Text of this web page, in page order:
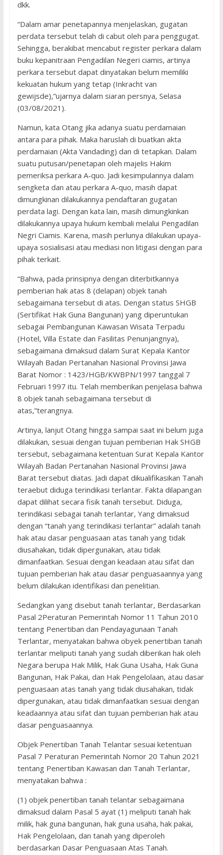
dkk.
“Dalam amar penetapannya menjelaskan, gugatan
perdata tersebut telah di cabut oleh para penggugat.
Sehingga, berakibat mencabut register perkara dalam
buku kepanitraan Pengadilan Negeri ciamis, artinya
perkara tersebut dapat dinyatakan belum memiliki
kekuatan hukum yang tetap (Inkracht van
gewijsde),”ujarnya dalam siaran persnya, Selasa
(03/08/2021).
Namun, kata Otang jika adanya suatu perdamaian
antara para pihak. Maka haruslah di buatkan akta
perdamaian (Akta Vandading) dan di tetapkan. Dalam
suatu putusan/penetapan oleh majelis Hakim
pemeriksa perkara A-quo. Jadi kesimpulannya dalam
sengketa dan atau perkara A-quo, masih dapat
dimungkinan dilakukannya pendaftaran gugatan
perdata lagi. Dengan kata lain, masih dimungkinkan
dilakukannya upaya hukum kembali melalui Pengadilan
Negri Ciamis. Karena, masih perlunya dilakukan upaya-
upaya sosialisasi atau mediasi non litigasi dengan para
pihak terkait.
“Bahwa, pada prinsipnya dengan diterbitkannya
pemberian hak atas 8 (delapan) objek tanah
sebagaimana tersebut di atas. Dengan status SHGB
(Sertifikat Hak Guna Bangunan) yang diperuntukan
sebagai Pembangunan Kawasan Wisata Terpadu
(Hotel, Villa Estate dan Fasilitas Penunjangnya),
sebagaimana dimaksud dalam Surat Kepala Kantor
Wilayah Badan Pertanahan Nasional Provinsi Jawa
Barat Nomor : 1423/HGB/KWBPN/1997 tanggal 7
Februari 1997 itu. Telah memberikan penjelasa bahwa
8 objek tanah sebagaimana tersebut di
atas,”terangnya.
Artinya, lanjut Otang hingga sampai saat ini belum juga
dilakukan, sesuai dengan tujuan pemberian Hak SHGB
tersebut, sebagaimana ketentuan Surat Kepala Kantor
Wilayah Badan Pertanahan Nasional Provinsi Jawa
Barat tersebut diatas. Jadi dapat dikualifikasikan Tanah
teraebut diduga terindikasi terlantar. Fakta dilapangan
dapat dilihat secara fisik tanah tersebut. Diduga,
terindikasi sebagai tanah terlantar, Yang dimaksud
dengan “tanah yang terindikasi terlantar” adalah tanah
hak atau dasar penguasaan atas tanah yang tidak
diusahakan, tidak dipergunakan, atau tidak
dimanfaatkan. Sesuai dengan keadaan atau sifat dan
tujuan pemberian hak atau dasar penguasaannya yang
belum dilakukan identifikasi dan penelitian.
Sedangkan yang disebut tanah terlantar, Berdasarkan
Pasal 2Peraturan Pemerintah Nomor 11 Tahun 2010
tentang Penertiban dan Pendayagunaan Tanah
Terlantar, menyatakan bahwa obyek penertiban tanah
terlantar meliputi tanah yang sudah diberikan hak oleh
Negara berupa Hak Milik, Hak Guna Usaha, Hak Guna
Bangunan, Hak Pakai, dan Hak Pengelolaan, atau dasar
penguasaan atas tanah yang tidak diusahakan, tidak
dipergunakan, atau tidak dimanfaatkan sesuai dengan
keadaannya atau sifat dan tujuan pemberian hak atau
dasar penguasaannya.
Objek Penertiban Tanah Telantar sesuai ketentuan
Pasal 7 Peraturan Pemerintah Nomor 20 Tahun 2021
tentang Penertiban Kawasan dan Tanah Terlantar,
menyatakan bahwa :
(1) objek penertiban tanah telantar sebagaimana
dimaksud dalam Pasal 5 ayat (1) meliputi tanah hak
milik, hak guna bangunan, hak guna usaha, hak pakai,
Hak Pengelolaan, dan tanah yang diperoleh
berdasarkan Dasar Penguasaan Atas Tanah.